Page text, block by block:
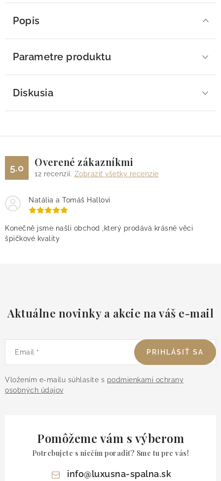
Popis
Parametre produktu
Diskusia
5.0 Overené zákazníkmi
12 recenzií. Zobraziť všetky recenzie
Natália a Tomáš Hallovi
Konečně jsme našli obchod ,který prodává krásné věci
špičkové kvality
Aktuálne novinky a akcie na váš e-mail
Email
Vložením e-mailu súhlasíte s podmienkami ochrany
osobných údajov
PRIHLÁSIŤ SA
Pomôžeme vám s výberom
Potrebujete s niečím poradiť? Sme tu pre vás!
info@luxusna-spalna.sk